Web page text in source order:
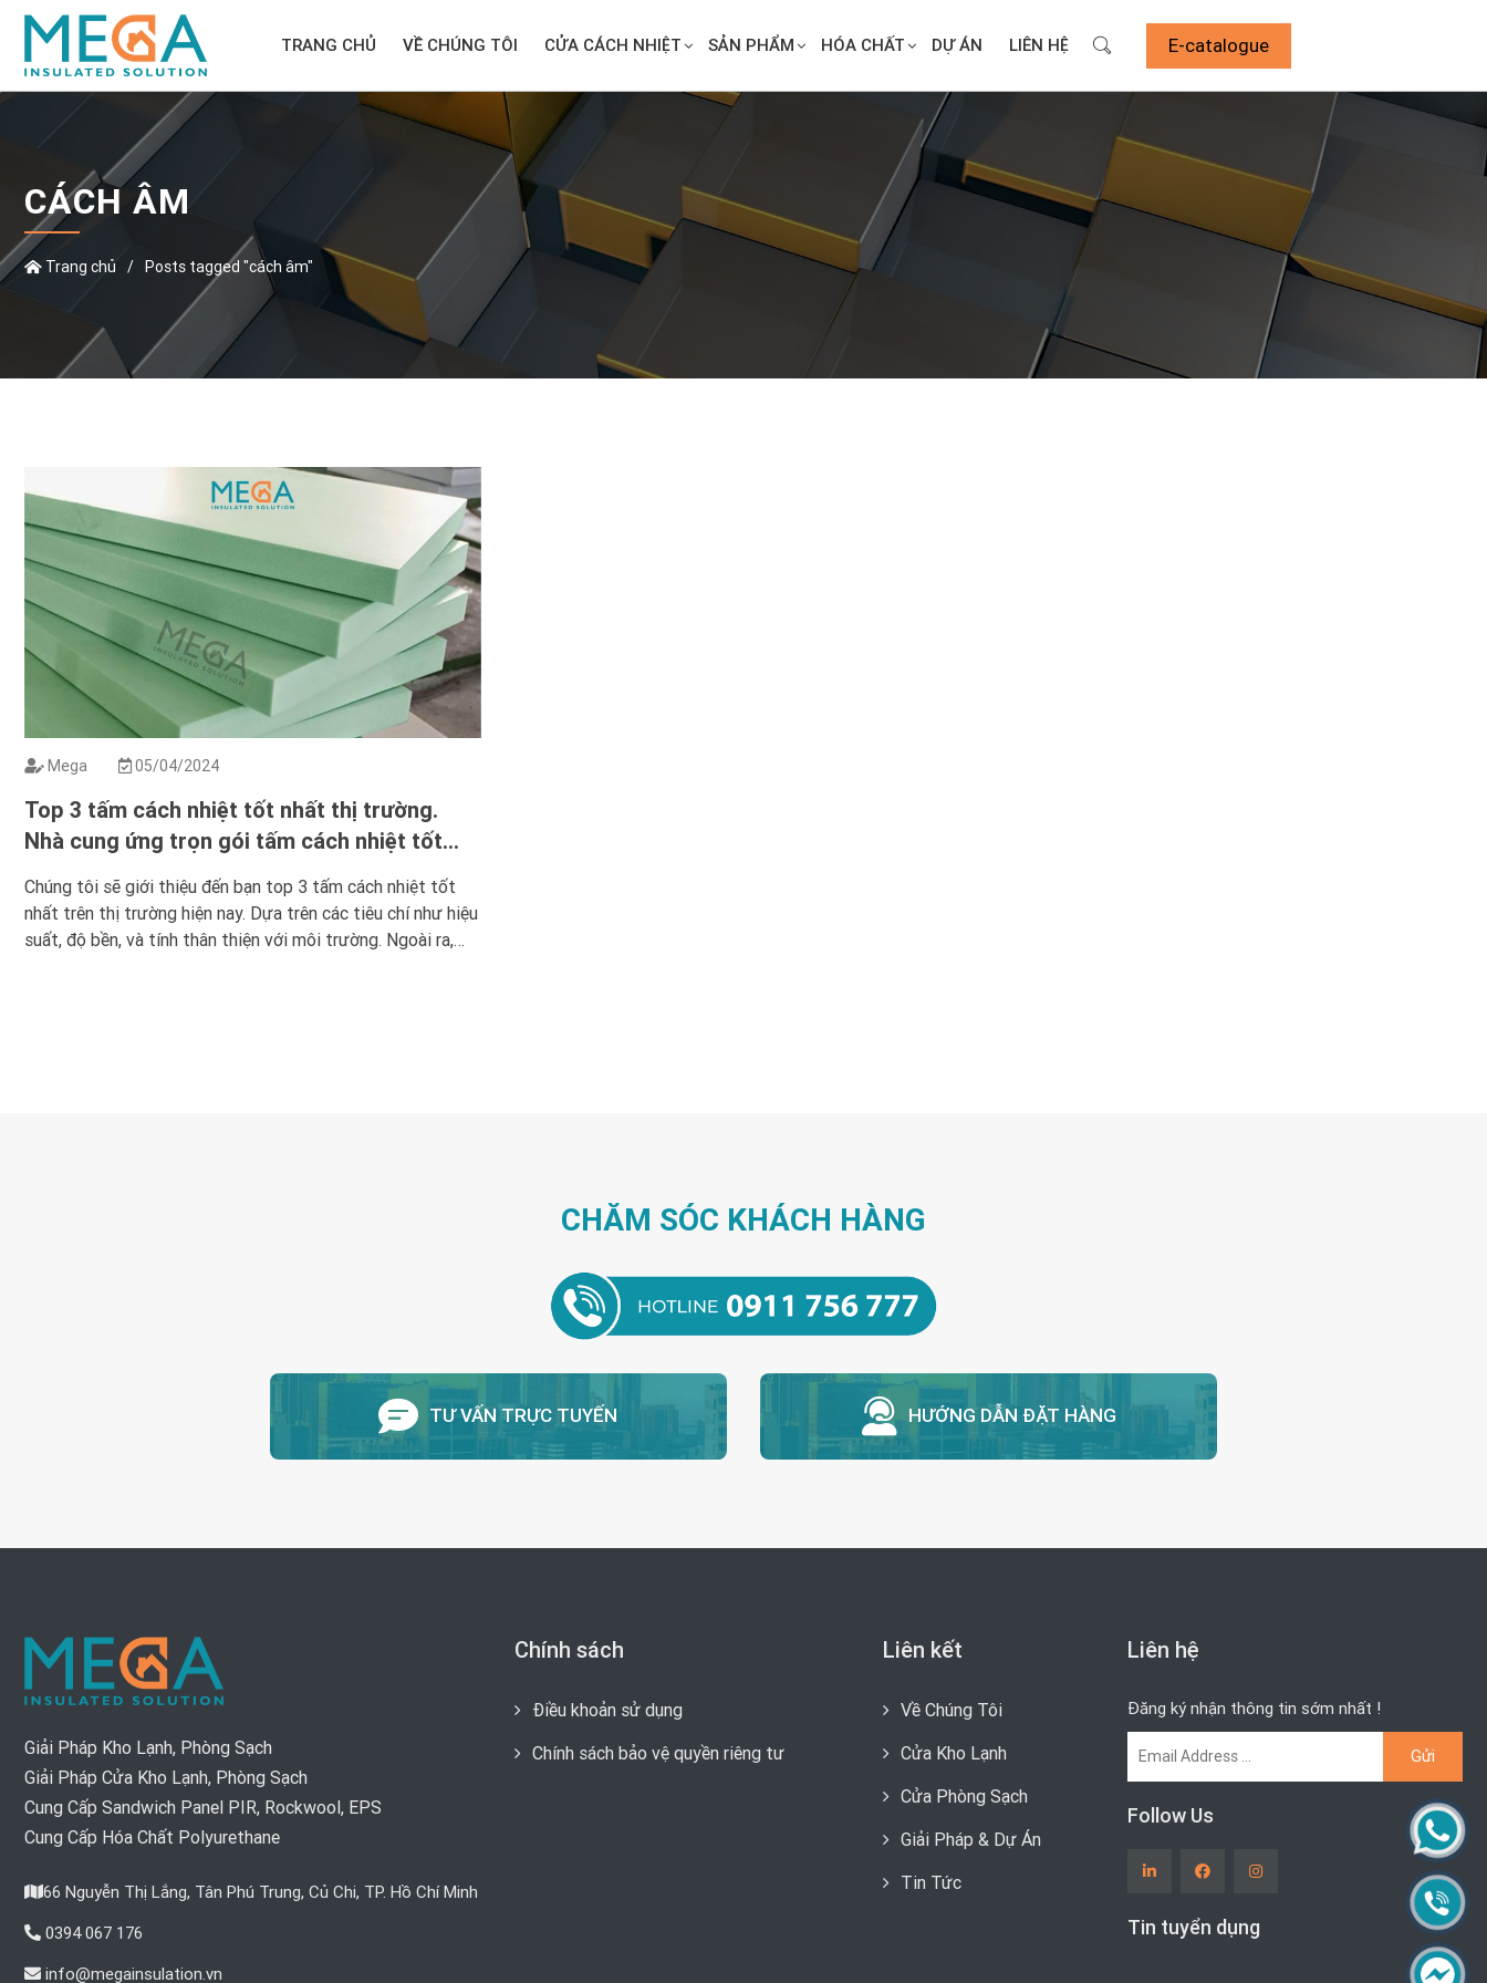
TRANG CHỦ VỀ CHÚNG TÔI CỬA CÁCH NHIỆT SẢN PHẨM HÓA CHẤT DỰ ÁN LIÊN HỆ E-catalogue
CÁCH ÂM
Trang chủ / Posts tagged "cách âm"
Mega 05/04/2024
Top 3 tấm cách nhiệt tốt nhất thị trường.
Nhà cung ứng trọn gói tấm cách nhiệt tốt
Chúng tôi sẽ giới thiệu đến bạn top 3 tấm cách nhiệt tốt
nhất trên thị trường hiện nay. Dựa trên các tiêu chí như hiệu
suất, độ bền, và tính thân thiện với môi trường. Ngoài ra,
CHĂM SÓC KHÁCH HÀNG
TƯ VẤN TRỰC TUYẾN HƯỚNG DẪN ĐẶT HÀNG
Giải Pháp Kho Lạnh, Phòng Sạch
Giải Pháp Cửa Kho Lạnh, Phòng Sạch
Cung Cấp Sandwich Panel PIR, Rockwool, EPS
Cung Cấp Hóa Chất Polyurethane
66 Nguyễn Thị Lắng, Tân Phú Trung, Củ Chi, TP. Hồ Chí Minh
0394 067 176
info@megainsulation.vn
Chính sách
Điều khoản sử dụng
Chính sách bảo vệ quyền riêng tư
Liên kết
Về Chúng Tôi
Cửa Kho Lạnh
Cửa Phòng Sạch
Giải Pháp & Dự Án
Tin Tức
Liên hệ
Đăng ký nhận thông tin sớm nhất !
Follow Us
Tin tuyển dụng